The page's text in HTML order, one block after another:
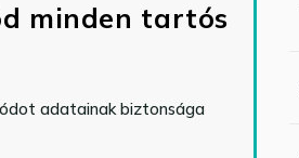
minden tartós
adatainak biztonsága